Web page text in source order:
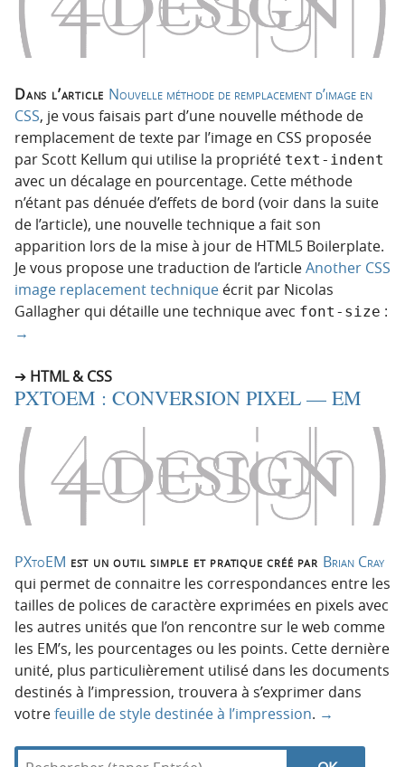
Dans l’article Nouvelle méthode de remplacement d’image en
CSS, je vous faisais part d’une nouvelle méthode de
remplacement de texte par l’image en CSS proposée
par Scott Kellum qui utilise la propriété text-indent
avec un décalage en pourcentage. Cette méthode
n’étant pas dénuée d’effets de bord (voir dans la suite
de l’article), une nouvelle technique a fait son
apparition lors de la mise à jour de HTML5 Boilerplate.
Je vous propose une traduction de l’articleAnother CSS
image replacement technique écrit par Nicolas
Gallagher qui détaille une technique avec font-size :
→
HTML & CSS
PXTOEM : CONVERSION PIXEL — EM
PXtoEM est un outil simple et pratique créé par Brian Cray
qui permet de connaitre les correspondances entre les
tailles de polices de caractère exprimées en pixels avec
les autres unités que l’on rencontre sur le web comme
les EM’s, les pourcentages ou les points. Cette dernière
unité, plus particulièrement utilisé dans les documents
destinés à l’impression, trouvera à s’exprimer dans
votrefeuille de style destinée à l’impression. →
R
d